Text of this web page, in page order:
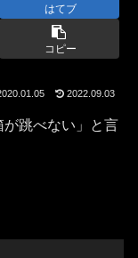
はてブ
コピー
2022.09.03
が跳べない」と言